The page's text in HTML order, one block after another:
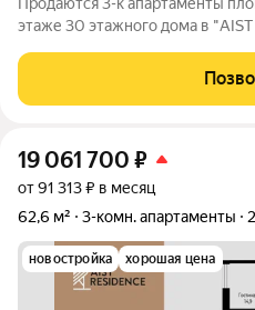
этаже 30 этажного дома в
стремится к гармонии между
отдыхом на природе.
19 061 700 ₽
от 91 313 ₽ в месяц
62,6 м²
3-комн. апартаменты
новостройка хорошая цена